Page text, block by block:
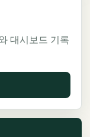
대시보드 기록